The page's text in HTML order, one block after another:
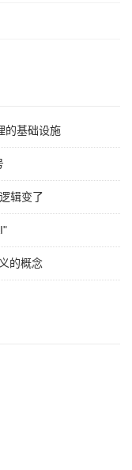
的基础设施
辑变了
的概念